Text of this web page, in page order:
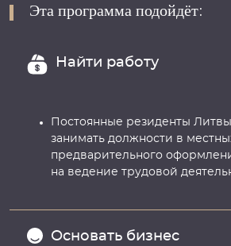
Эта программа подойдёт:
Найти работу
Постоянные резиденты
занимать должности в
предварительного
на ведение трудовой
Основать бизнес